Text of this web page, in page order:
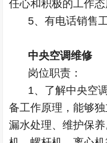
任心和积极的工作态
5、有电话销售
中央空调维修
岗位职责：
1、了解中央空
备工作原理，能够
漏水处理、维护保